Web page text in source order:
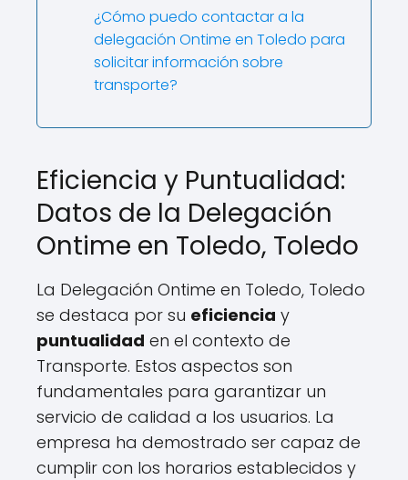
¿Cómo puedo contactar a la
delegación Ontime en Toledo para
solicitar información sobre
transporte?
Eficiencia y Puntualidad:
Datos de la Delegación
Ontime en Toledo, Toledo
La Delegación Ontime en Toledo, Toledo
se destaca por su eficiencia y
puntualidad en el contexto de
Transporte. Estos aspectos son
fundamentales para garantizar un
servicio de calidad a los usuarios. La
empresa ha demostrado ser capaz de
cumplir con los horarios establecidos y